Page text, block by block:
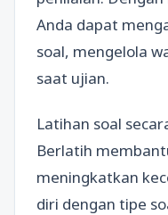
Anda dapat
soal, mengelola
saat ujian.
Latihan soal
Berlatih
meningkatkan
diri dengan tipe